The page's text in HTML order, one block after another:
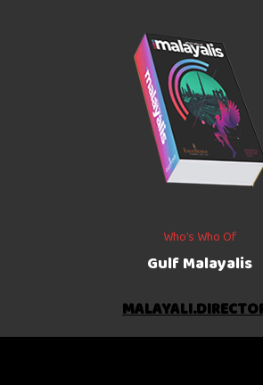
Who’s Who Of
Gulf Malayalis